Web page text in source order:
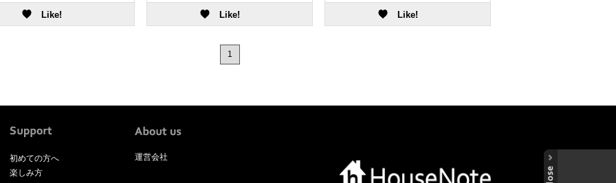
1
初めての方へ
楽しみ方
運営会社